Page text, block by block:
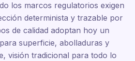
los marcos regulatorios exigen
determinista y trazable por
de calidad adoptan hoy un
superficie, abolladuras y
visión tradicional para todo lo